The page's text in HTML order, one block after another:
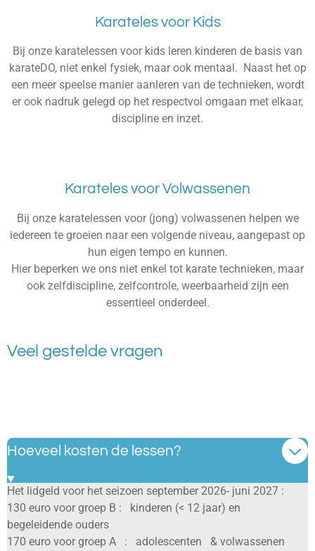
Karateles voor Kids
Bij onze karatelessen voor kids leren kinderen de basis van
karateDO, niet enkel fysiek, maar ook mentaal. Naast het op
een meer speelse manier aanleren van de technieken, wordt
er ook nadruk gelegd op het respectvol omgaan met elkaar,
discipline en inzet.
Karateles voor Volwassenen
Bij onze karatelessen voor (jong) volwassenen helpen we
iedereen te groeien naar een volgende niveau, aangepast op
hun eigen tempo en kunnen.
Hier beperken we ons niet enkel tot karate technieken, maar
ook zelfdiscipline, zelfcontrole, weerbaarheid zijn een
essentieel onderdeel.
Veel gestelde vragen
Hoeveel kosten de lessen?
Het lidgeld voor het seizoen september 2026- juni 2027 :
130 euro voor groep B : kinderen (< 12 jaar) en
begeleidende ouders
170 euro voor groep A : adolescenten & volwassenen